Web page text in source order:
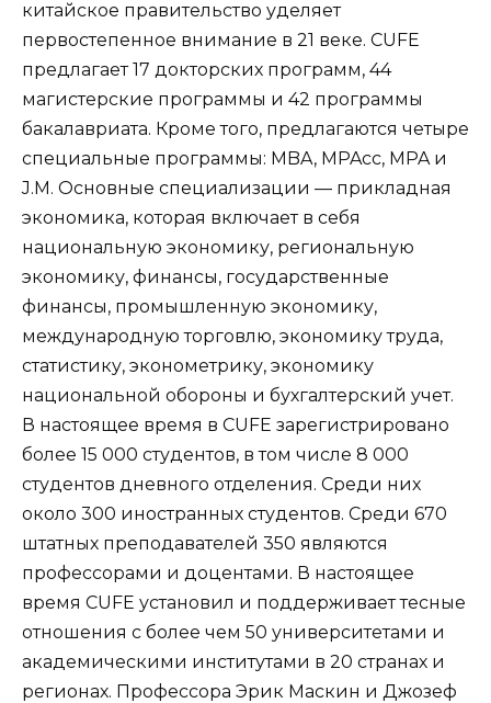
китайское правительство уделяет
первостепенное внимание в 21 веке. CUFE
предлагает 17 докторских программ, 44
магистерские программы и 42 программы
бакалавриата. Кроме того, предлагаются четыре
специальные программы: MBA, MPAcc, MPA и
J.M. Основные специализации — прикладная
экономика, которая включает в себя
национальную экономику, региональную
экономику, финансы, государственные
финансы, промышленную экономику,
международную торговлю, экономику труда,
статистику, эконометрику, экономику
национальной обороны и бухгалтерский учет.
В настоящее время в CUFE зарегистрировано
более 15 000 студентов, в том числе 8 000
студентов дневного отделения. Среди них
около 300 иностранных студентов. Среди 670
штатных преподавателей 350 являются
профессорами и доцентами. В настоящее
время CUFE установил и поддерживает тесные
отношения с более чем 50 университетами и
академическими институтами в 20 странах и
регионах. Профессора Эрик Маскин и Джозеф